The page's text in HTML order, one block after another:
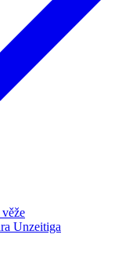
Unzeitiga